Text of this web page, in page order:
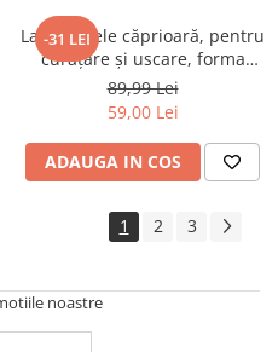
-31 LEI
Lavetă piele căprioară, pentru
curăţare şi uscare, forma
neregulată 38*30
89,99 Lei
59,00 Lei
ADAUGA IN COS
1 2 3
noastre